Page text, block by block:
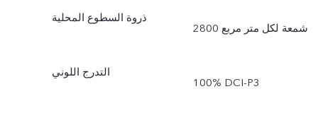
ذروة السطوع المحلية
2800 شمعة لكل متر مربع
التدرج اللوني
100% DCI-P3